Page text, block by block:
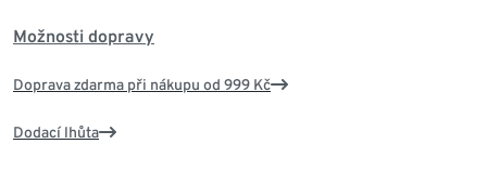
Možnosti dopravy
Doprava zdarma při nákupu od 999 Kč
Dodací lhůta